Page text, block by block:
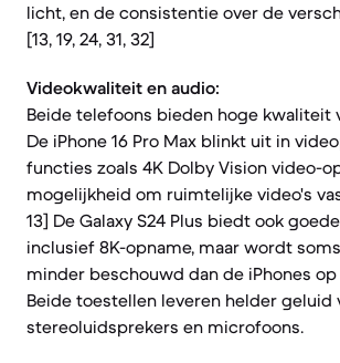
licht, en de consistentie over de
[13, 19, 24, 31, 32]
Videokwaliteit en audio:
Beide telefoons bieden hoge kwaliteit
De iPhone 16 Pro Max blinkt uit in
functies zoals 4K Dolby Vision video-
mogelijkheid om ruimtelijke video's
13] De Galaxy S24 Plus biedt ook
inclusief 8K-opname, maar wordt
minder beschouwd dan de iPhones op
Beide toestellen leveren helder geluid
stereoluidsprekers en microfoons.